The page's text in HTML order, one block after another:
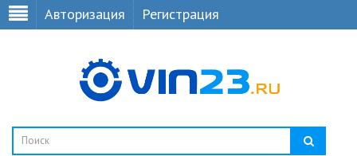
Авторизация Регистрация